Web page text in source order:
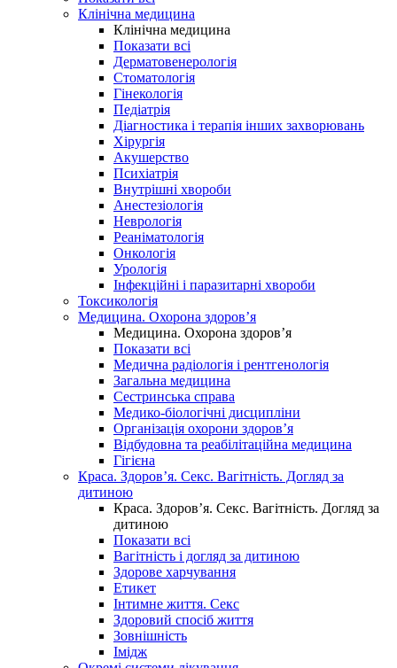
Клінічна медицина
Клінічна медицина
Показати всі
Дерматовенерологія
Стоматологія
Гінекологія
Педіатрія
Діагностика і терапія інших захворювань
Хірургія
Акушерство
Психіатрія
Внутрішні хвороби
Анестезіологія
Неврологія
Реаніматологія
Онкологія
Урологія
Інфекційні і паразитарні хвороби
Токсикологія
Медицина. Охорона здоров’я
Медицина. Охорона здоров’я
Показати всі
Медична радіологія і рентгенологія
Загальна медицина
Сестринська справа
Медико-біологічні дисципліни
Організація охорони здоров’я
Відбудовна та реабілітаційна медицина
Гігієна
Краса. Здоров’я. Секс. Вагітність. Догляд за
дитиною
Краса. Здоров’я. Секс. Вагітність. Догляд за
дитиною
Показати всі
Вагітність і догляд за дитиною
Здорове харчування
Етикет
Інтимне життя. Секс
Здоровий спосіб життя
Зовнішність
Імідж